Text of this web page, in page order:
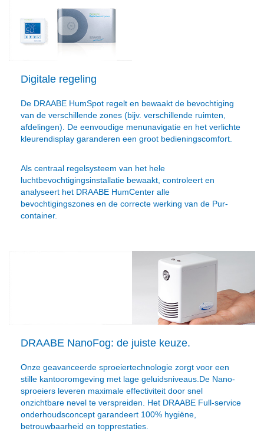
Digitale regeling
De DRAABE HumSpot regelt en bewaakt de bevochtiging
van de verschillende zones (bijv. verschillende ruimten,
afdelingen). De eenvoudige menunavigatie en het verlichte
kleurendisplay garanderen een groot bedieningscomfort.
Als centraal regelsysteem van het hele
luchtbevochtigingsinstallatie bewaakt, controleert en
analyseert het DRAABE HumCenter alle
bevochtigingszones en de correcte werking van de Pur-
container.
DRAABE NanoFog: de juiste keuze.
Onze geavanceerde sproeiertechnologie zorgt voor een
stille kantooromgeving met lage geluidsniveaus.De Nano-
sproeiers leveren maximale effectiviteit door snel
onzichtbare nevel te verspreiden. Het DRAABE Full-service
onderhoudsconcept garandeert 100% hygiëne,
betrouwbaarheid en topprestaties.